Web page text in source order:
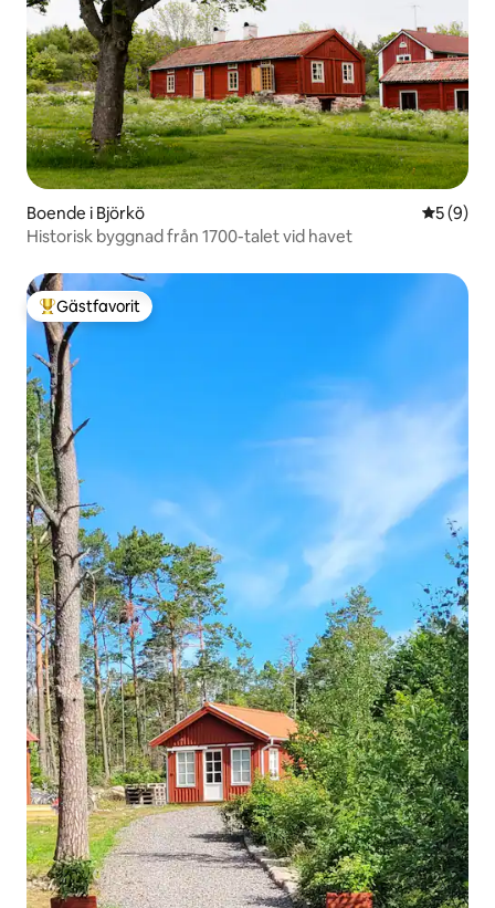
Boende i Björkö 5 av 5 i
5 (9)
Historisk byggnad från 1700-talet vid havet
Populär gästfavorit
Gästfavorit